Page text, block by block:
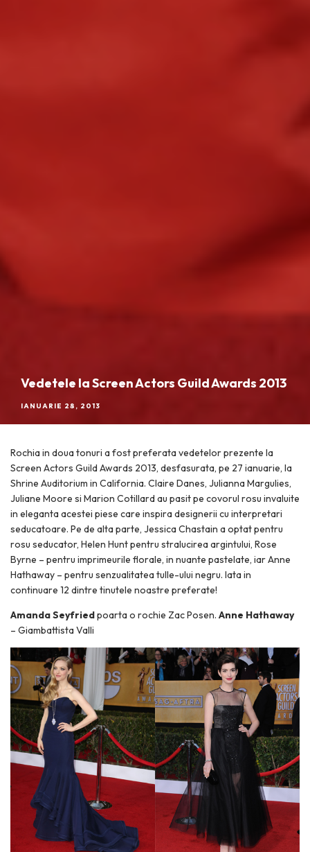
Vedetele la Screen Actors Guild Awards 2013
IANUARIE 28, 2013
Rochia in doua tonuri a fost preferata vedetelor prezente la
Screen Actors Guild Awards 2013, desfasurata, pe 27 ianuarie, la
Shrine Auditorium in California. Claire Danes, Julianna Margulies,
Juliane Moore si Marion Cotillard au pasit pe covorul rosu invaluite
in eleganta acestei piese care inspira designerii cu interpretari
seducatoare. Pe de alta parte, Jessica Chastain a optat pentru
rosu seducator, Helen Hunt pentru stralucirea argintului, Rose
Byrne – pentru imprimeurile florale, in nuante pastelate, iar Anne
Hathaway – pentru senzualitatea tulle-ului negru. Iata in
continuare 12 dintre tinutele noastre preferate!
Amanda Seyfriedpoarta o rochie Zac Posen. Anne Hathaway
– Giambattista Valli